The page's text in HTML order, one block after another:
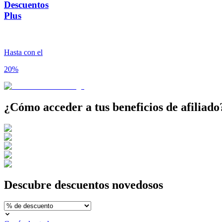
Descuentos
Plus
Hasta con el
20%
¿Cómo acceder a tus beneficios de
Descubre descuentos novedosos